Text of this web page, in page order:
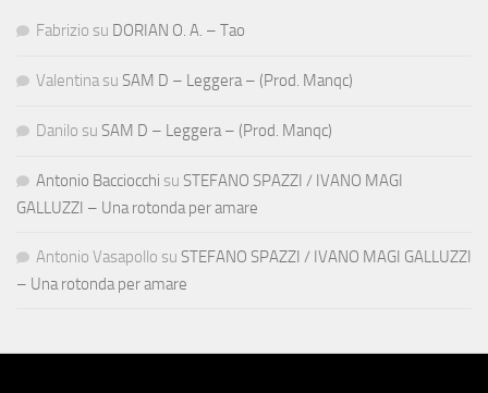
Fabrizio su DORIAN O. A. – Tao
Valentina su SAM D – Leggera – (Prod. Manqc)
Danilo su SAM D – Leggera – (Prod. Manqc)
Antonio Bacciocchi su STEFANO SPAZZI / IVANO MAGI
GALLUZZI – Una rotonda per amare
Antonio Vasapollo su STEFANO SPAZZI / IVANO MAGI GALLUZZI
– Una rotonda per amare